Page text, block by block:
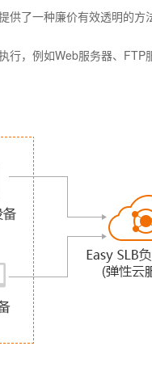
供了一种廉价有效透明的
行，例如Web服务器、